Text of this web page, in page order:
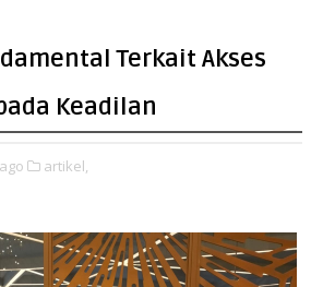
Terkait Akses
Keadilan
artikel,